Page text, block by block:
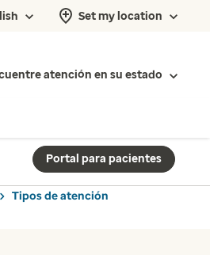
Set my location
atención en su estado
Portal para pacientes
Tipos de atención